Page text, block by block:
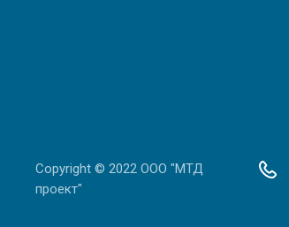
Copyright © 2022 ООО "МТД
проект"